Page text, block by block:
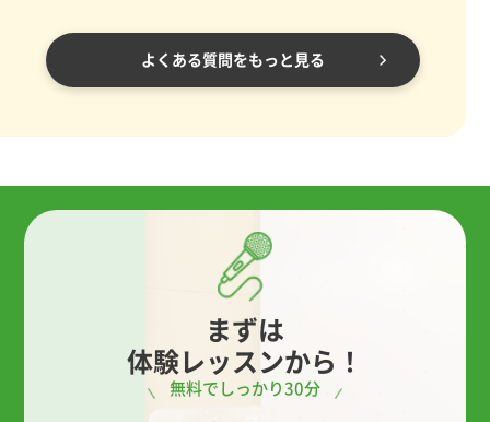
よくある質問をもっと見る
まずは
体験レッスンから！
無料でしっかり30分